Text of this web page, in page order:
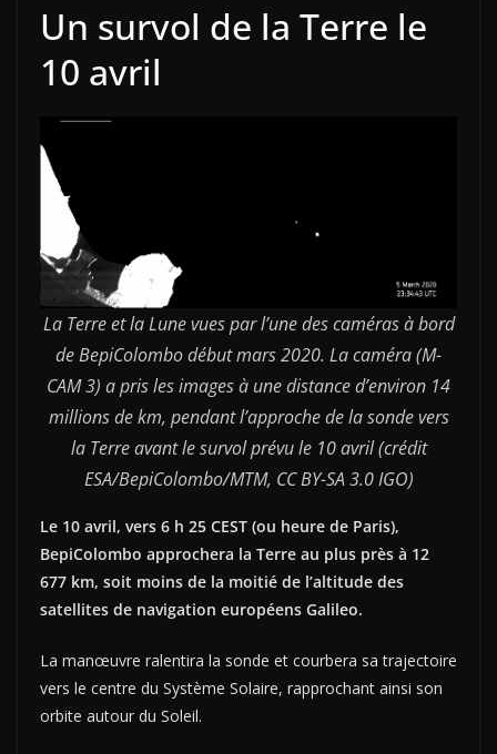
Un survol de la Terre le
10 avril
La Terre et la Lune vues par l’une des caméras à bord
de BepiColombo début mars 2020. La caméra (M-
CAM 3) a pris les images à une distance d’environ 14
millions de km, pendant l’approche de la sonde vers
la Terre avant le survol prévu le 10 avril (crédit
ESA/BepiColombo/MTM, CC BY-SA 3.0 IGO)
Le 10 avril, vers 6 h 25 CEST (ou heure de Paris),
BepiColombo approchera la Terre au plus près à 12
677 km, soit moins de la moitié de l’altitude des
satellites de navigation européens Galileo.
La manœuvre ralentira la sonde et courbera sa trajectoire
vers le centre du Système Solaire, rapprochant ainsi son
orbite autour du Soleil.